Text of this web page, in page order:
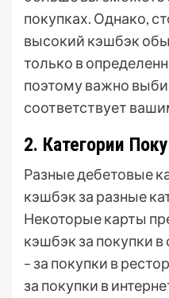
покупках. Однако,
высокий кэшбэк
только в
поэтому важно
соответствует
2. Категории
Разные дебетовые
кэшбэк за разные
Некоторые карты
кэшбэк за покупки
– за покупки в
за покупки в